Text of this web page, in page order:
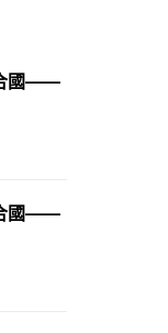
國——
國——